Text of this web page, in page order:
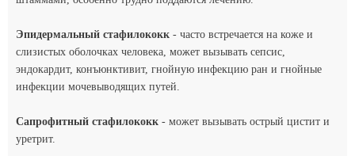
Эпидермальный стафилококк - часто встречается на коже и
слизистых оболочках человека, может вызывать сепсис,
эндокардит, конъюнктивит, гнойную инфекцию ран и гнойные
инфекции мочевыводящих путей.
Сапрофитный стафилококк - может вызывать острый цистит и
уретрит.